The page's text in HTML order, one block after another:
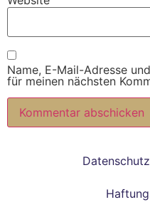
Name, E-Mail-Adresse
für meinen nächsten
Datenschutz